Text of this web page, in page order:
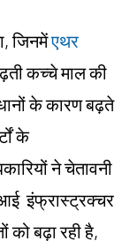
जिनमेंएथर
कच्चे माल की
के कारण बढ़ते
के
ने चेतावनी
इंफ्रास्ट्रक्चर
को बढ़ा रही है,